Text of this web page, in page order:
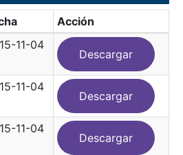
Acción
11-04
Descargar
11-04
Descargar
11-04
Descargar